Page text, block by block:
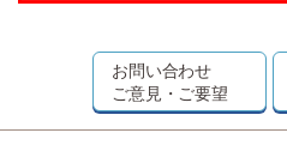
お問い合わせ
ご意見・ご要望